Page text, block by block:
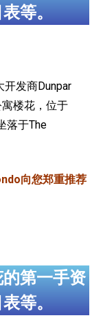
等。
开发商Dunpar
楼花，位于
落于The
向您郑重推荐
第一手资
等。